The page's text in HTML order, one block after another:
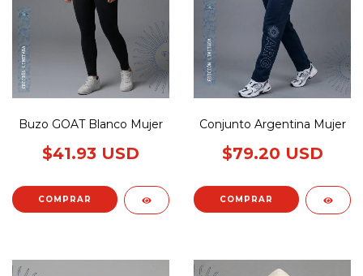
Buzo GOAT Blanco Mujer
$41.93 USD
COMPRAR
Conjunto Argentina Mujer
$79.20 USD
COMPRAR